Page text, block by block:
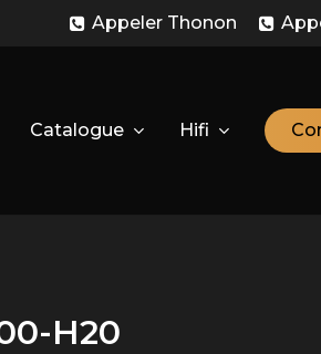
Appeler Thonon
Catalogue Hifi Co
H20